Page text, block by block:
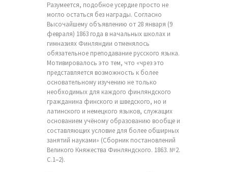
Разумеется, подобное усердие просто не
могло остаться без награды. Согласно
Высочайшему объявлению от 28 января (9
февраля) 1863 года в начальных школах и
гимназиях Финляндии отменялось
обязательное преподавание русского языка.
Мотивировалось это тем, что «чрез это
представляется возможность к более
основательному изучению не только
необходимых для каждого финляндского
гражданина финского и шведского, но и
латинского и немецкого языков, служащих
основанием учёному образованию вообще и
составляющих условие для более обширных
занятий науками» (Сборник постановлений
Великого Княжества Финляндского. 1863. №2.
С.1–2).